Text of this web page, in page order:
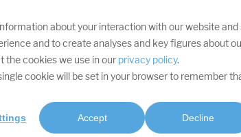
about your interaction with our website and
and to create analyses and key figures about
the cookies we use in our privacy policy.
cookie will be set in your browser to remember
Accept Decline
LEISTUNGEN PROJEKTE SOFTWARE